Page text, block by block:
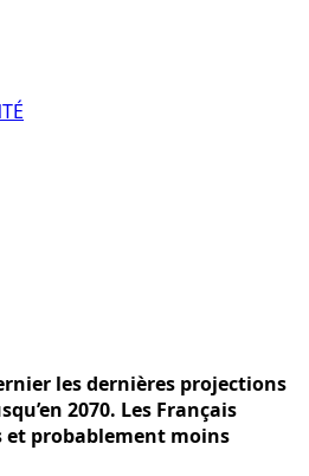
les dernières projections
2070. Les Français
et probablement moins